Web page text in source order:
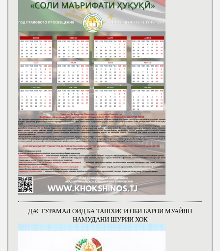
ДАСТУРАМАЛ ОИД БА ТАШХИСИ ОБИ БАРОИ МУАЙЯН
НАМУДАНИ ШУРИИ ХОК